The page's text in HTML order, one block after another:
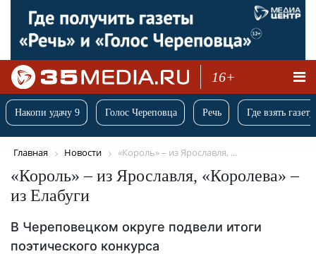
16+
Накопи удачу 9 Голос Череповца Речь Где взять
Главная Новости «Король» – из Ярославля, ...
«Король» – из Ярославля, «Королева» –
из Елабуги
В Череповецком округе подвели итоги
поэтического конкурса